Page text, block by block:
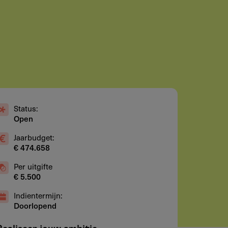
Status:
Open
Jaarbudget:
€ 474.658
Per uitgifte
€ 5.500
Indientermijn:
Doorlopend